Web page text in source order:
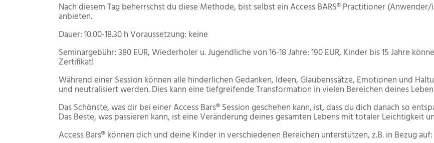
Nach diesem Tag beherrschst du diese Methode, bist selbst ein Access BARS® Practitioner
anbieten.
Dauer: 10.00-18.30 h Voraussetzung: keine
Seminargebühr: 380 EUR, Wiederholer u. Jugendliche von 16-18 Jahre: 190 EUR, Kinder bis 15 Jahre
Zertifikat!
Während einer Session können alle hinderlichen Gedanken, Ideen, Glaubenssätze, Emotionen und
und neutralisiert werden. Dies kann eine tiefgreifende Transformation in vielen Bereichen deines
Das Schönste, was dir bei einer Access Bars® Session geschehen kann, ist, dass du dich danach so
Das Beste, was passieren kann, ist eine Veränderung deines gesamten Lebens mit totaler Leichtigkeit
Access Bars® können dich und deine Kinder in verschiedenen Bereichen unterstützen, z.B. in Bezug auf: